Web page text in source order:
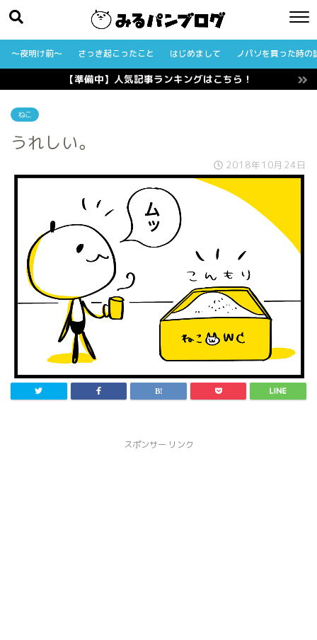
〜夜明け前〜 さっき起こったこと はじめまして ノパソを買った時の
【準備中】人気記事ランキングはこちら！
ねこ
うれしい。
2018年10月24日
スポンサー リンク